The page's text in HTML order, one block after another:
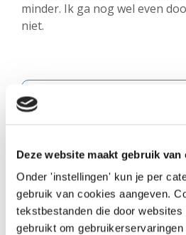
Deze website maakt gebruik van
Onder 'instellingen' kun je per
gebruik van cookies aangeven.
tekstbestanden die door websites
gebruikt om
minder. Ik ga nog wel even
niet.